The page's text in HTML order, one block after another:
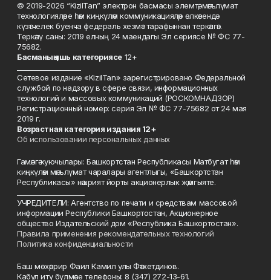
© 2019-2026 “KizilTan” электрон басмасы элемтә, мәгълүмат
технологияләре һәм киңкүләм коммуникацияләр өлкәсендә
күзәтчелек буенча федераль хезмәт тарафыннан теркәлгән.
Теркәлү саны: 2019 елның 24 маендагы Эл сериясе № ФС 77-
75682.
Басманың яшь категориясе12+
Сетевое издание «KizilTan» зарегистрировано Федеральной
службой по надзору в сфере связи, информационных
технологий и массовых коммуникаций (РОСКОМНАДЗОР)
Регистрационный номер: серия Эл № ФС 77-75682 от 24 мая
2019 г.
Возрастная категория издания 12+
Об использовании персональных данных
Гамәлгә куючылары: Башкортстан Республикасы Матбугат һәм
киңкүләм мәгълүмат чаралары агентлыгы, «Башкортстан
Республикасы» нәшрият йорты акционерлык җәмгыяте.
УЧРЕДИТЕЛИ: Агентство по печати и средствам массовой
информации Республики Башкортостан, Акционерное
общество Издательский дом «Республика Башкортостан».
Правила применения рекомендательных технологий
Политика конфиденциальности
Баш мөхәррир Фаил Камил улы Фәтхетдинов.
Кабул итү бүлмәсе телефоны: 8 (347) 272-13-61.